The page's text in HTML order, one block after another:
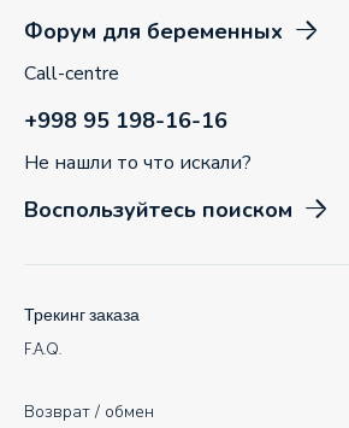
Форум для беременных
Call-centre
+998 95 198-16-16
Не нашли то что искали?
Воспользуйтесь поиском
Возврат / обмен
Трекинг заказа
F.A.Q.